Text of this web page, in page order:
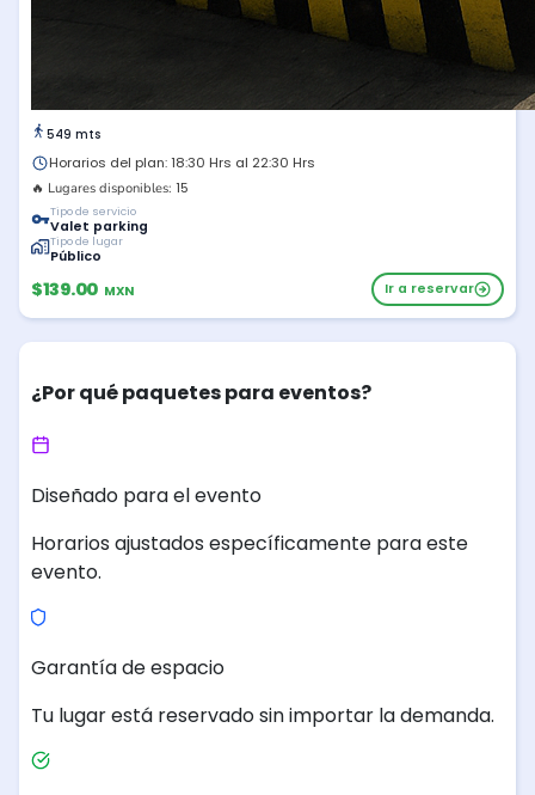
549 mts
Horarios del plan: 18:30 Hrs al 22:30 Hrs
🔥 Lugares disponibles: 15
Tipo de servicio
Valet parking
Tipo de lugar
Público
$139.00 MXN Ir a reservar
¿Por qué paquetes para eventos?
Diseñado para el evento
Horarios ajustados específicamente para este
evento.
Garantía de espacio
Tu lugar está reservado sin importar la demanda.